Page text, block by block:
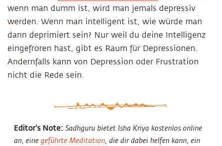
wenn man dumm ist, wird man jemals depressiv
werden. Wenn man intelligent ist, wie würde man
dann deprimiert sein? Nur weil du deine Intelligenz
eingefroren hast, gibt es Raum für Depressionen.
Andernfalls kann von Depression oder Frustration
nicht die Rede sein.
Editor's Note: Sadhguru bietet Isha Kriya kostenlos online
an, eine geführte Meditation, die dir dabei helfen kann, ein